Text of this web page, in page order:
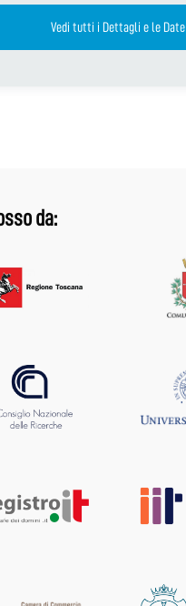
Vedi tutti i Dettagli e le Date
da: